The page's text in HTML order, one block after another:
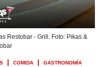
Restobar - Grill. Foto: Pikas &
COMIDA GASTRONOMÍA